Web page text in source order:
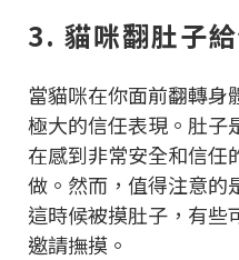
3. 貓咪翻肚子
當貓咪在你面前翻轉身
極大的信任表現。肚子
在感到非常安全和信任
做。然而，值得注意的
這時候被摸肚子，有些
邀請撫摸。